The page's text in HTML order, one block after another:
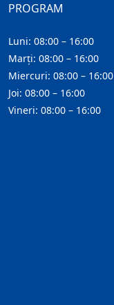
PROGRAM
Luni: 08:00 – 16:00
Marți: 08:00 – 16:00
Miercuri: 08:00 – 16:00
Joi: 08:00 – 16:00
Vineri: 08:00 – 16:00